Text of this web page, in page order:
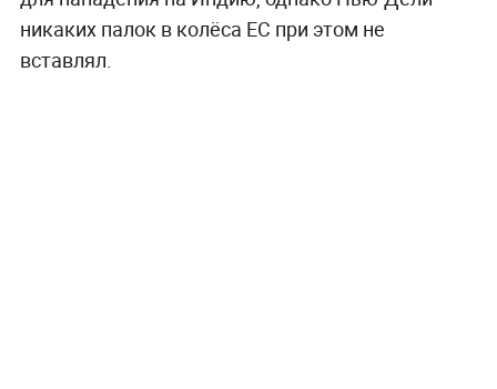
никаких палок в колёса ЕС при этом не
вставлял.